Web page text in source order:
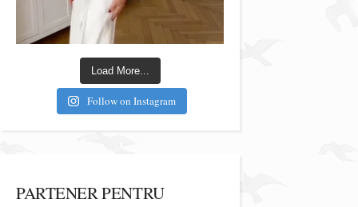
Load More...
Follow on Instagram
PARTENER PENTRU